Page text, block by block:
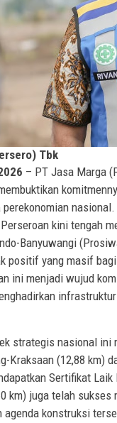
Tbk
– PT Jasa Marga
perekonomian
kini tengah
Banyuwangi
positif yang masif
ini menjadi wujud
strategis nasional
Kraksaan (12,88 km)
Sertifikat
km) juga telah
agenda konstruksi